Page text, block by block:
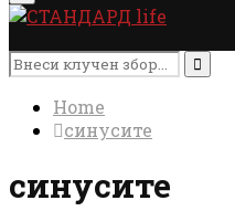
Menu
Search
for:
Search
Home
синусите
синусите